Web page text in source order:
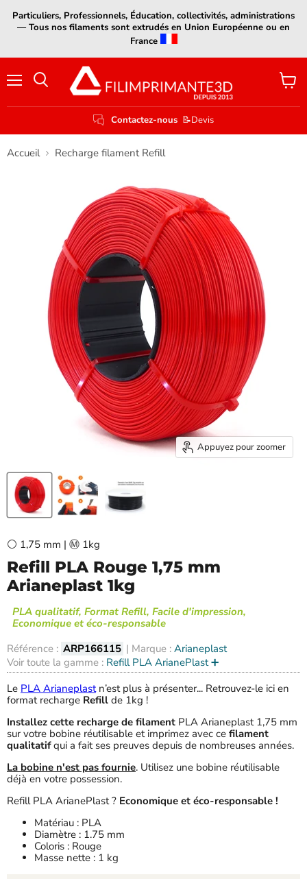
Particuliers, Professionnels, Éducation, collectivités, administrations
— Tous nos filaments sont extrudés en Union Européenne ou en
France
Contactez-nous 📝Devis
Voir
le
Accueil Recharge filament Refill
Appuyez pour zoomer
⚪ 1,75 mm | Ⓜ️ 1kg
Refill PLA Rouge 1,75 mm
Arianeplast 1kg
PLA qualitatif, Format Refill, Facile d'impression,
Economique et éco-responsable
Référence : ARP166115 | Marque : Arianeplast
Voir toute la gamme : Refill PLA ArianePlast ➕
Le PLA Arianeplastn’est plus à présenter... Retrouvez-le ici en
format recharge Refill de 1kg !
Installez cette recharge de filament PLA Arianeplast 1,75 mm
sur votre bobine réutilisable et imprimez avec ce filament
qualitatifqui a fait ses preuves depuis de nombreuses années.
La bobine n'est pas fournie. Utilisez une bobine réutilisable
déjà en votre possession.
Refill PLA ArianePlast ? Economique et éco-responsable !
Matériau : PLA
Diamètre : 1.75 mm
Coloris : Rouge
Masse nette : 1 kg